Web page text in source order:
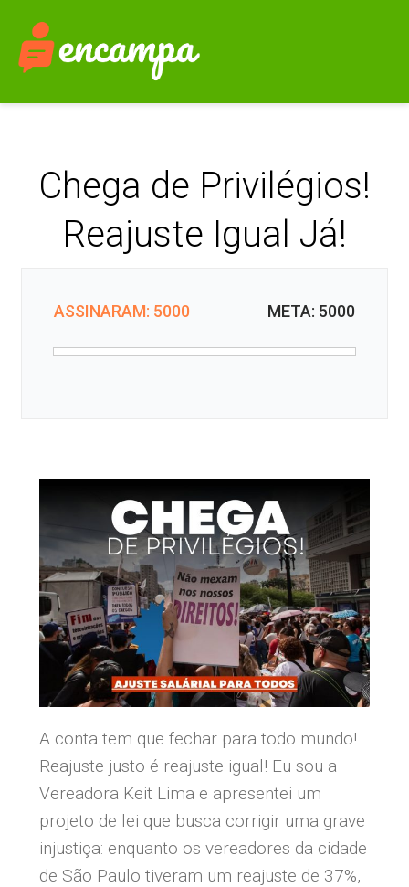
Chega de Privilégios!
Reajuste Igual Já!
ASSINARAM: 5000 META: 5000
A conta tem que fechar para todo mundo!
Reajuste justo é reajuste igual! Eu sou a
Vereadora Keit Lima e apresentei um
projeto de lei que busca corrigir uma grave
injustiça: enquanto os vereadores da cidade
de São Paulo tiveram um reajuste de 37%,